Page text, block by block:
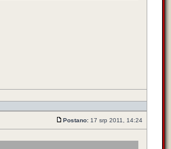
Postano: 17 srp 2011, 14:24